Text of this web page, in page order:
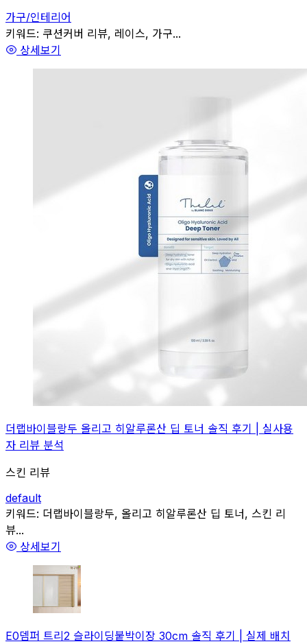
가구/인테리어
관련
키워드: 쿠션커버 리뷰, 레이스, 가구...
상세보기
더랩바이블랑두 올리고 히알루론산 딥 토너 솔직 후기 | 실사용
자 리뷰 분석
스킨 리뷰
default
관련
키워드: 더랩바이블랑두, 올리고 히알루론산 딥 토너, 스킨 리
뷰...
상세보기
E0뎀퍼 트리2 슬라이딩붙박이장 30cm 솔직 후기 | 실제 배치